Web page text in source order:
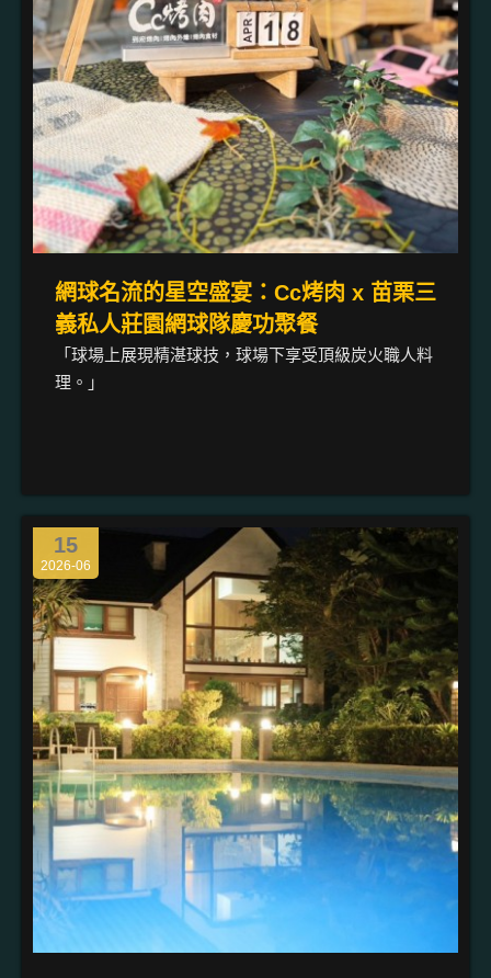
網球名流的星空盛宴：Cc烤肉 x 苗栗三
義私人莊園網球隊慶功聚餐
「球場上展現精湛球技，球場下享受頂級炭火職人料
理。」
15
2026-06